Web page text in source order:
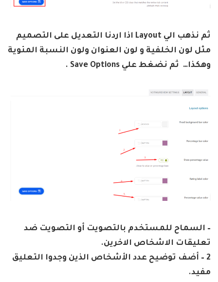
ثم نذهب الي Layout اذا اردنا التعديل على التصميم
مثل لون الخلفية و لون العنوان ولون النسبة المئوية
وهكذا… ثم نضغط علي Save Options .
– السماح للمستخدم بالتصويت أو التصويت ضد
تعليقات الاشخاص الاخرين.
2 – أضف توضيح عدد الأشخاص الذين وجدوا التعليق
مفيد.